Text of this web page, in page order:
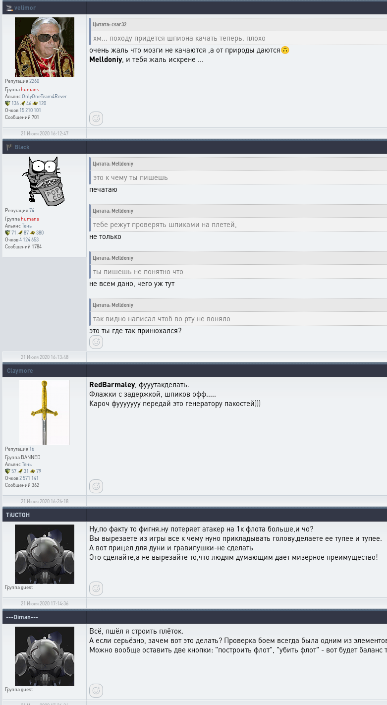
🚬 velimor
Репутация2260
Группаhumans
АльянсOnlyOneTeam4Rever
136
46
120
Очков 15 210 101
Сообщений 701
Цитата: csar32
хм... походу придется шпиона качать теперь. плохо
очень жаль что мозги не качаются ,а от природы даются🙃
Melldoniy, и тебя жаль искрене ...
21 Июля 2020 16:12:47
🏴 Black
Репутация74
Группаhumans
АльянсТень
71
87
380
Очков4 124 653
Сообщений 1784
Цитата: Melldoniy
это к чему ты пишешь
печатаю
Цитата: Melldoniy
тебе режут проверять шпиками на плетей,
не только
Цитата: Melldoniy
ты пишешь не понятно что
не всем дано, чего уж тут
Цитата: Melldoniy
так видно написал чтоб во рту не воняло
это ты где так принюхался?
21 Июля 2020 16:13:48
Claymore
Репутация 16
Группа BANNED
АльянсТень
57
31
79
Очков2 571 141
Сообщений 362
RedBarmaley, фууутакделать.
Флажки с задержкой, шпиков офф.....
Кароч фууууууу передай это генератору пакостей)))
21 Июля 2020 16:26:18
TiUCTOH
Группаguest
Ну,по факту то фигня.ну потеряет атакер на 1к флота больше,и чо?
Вы вырезаете из игры все к чему нуно прикладывать голову.делаете ее тупее и тупее.
А вот прицел для дуни и гравипушки-не сделать
Это сделайте,а не вырезайте то,что людям думающим дает мизерное преимущество!
21 Июля 2020 17:14:36
---Diman---
Группаguest
Всё, пшёл я строить плёток.
А если серьёзно, зачем вот это делать? Проверка боем всегда была одним из
Можно вообще оставить две кнопки: "построить флот", "убить флот" - вот будет баланс